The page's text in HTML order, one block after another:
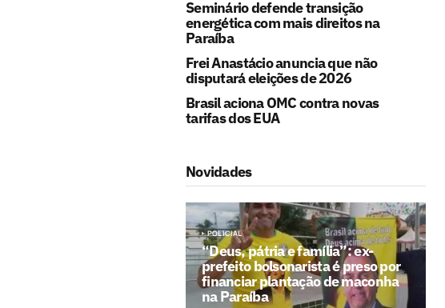
Seminário defende transição
energética com mais direitos na
Paraíba
Frei Anastácio anuncia que não
disputará eleições de 2026
Brasil aciona OMC contra novas
tarifas dos EUA
Novidades
POLICIAL
“Deus, pátria e família”: ex-
prefeito bolsonarista é preso por
financiar plantação de maconha
na Paraíba